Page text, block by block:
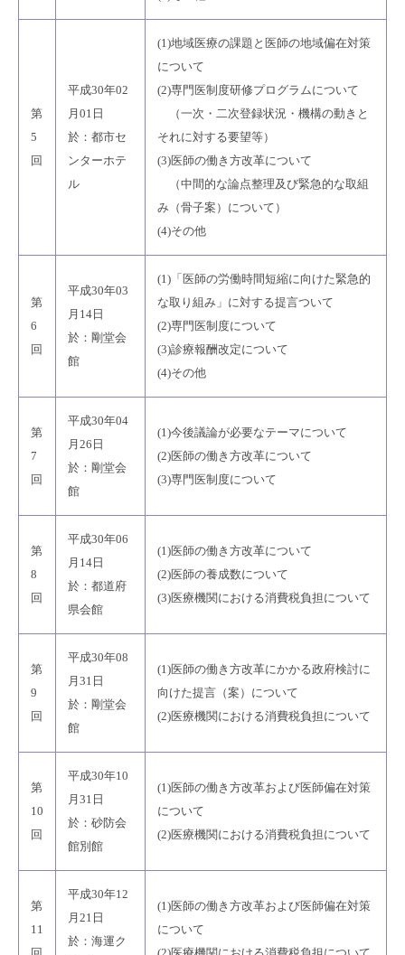
第
5
回
平成30年02
月01日
於：都市セ
ンターホテ
ル
(1)地域医療の課題と医師の地域偏在対策
について
(2)専門医制度研修プログラムについて
（一次・二次登録状況・機構の動きと
それに対する要望等）
(3)医師の働き方改革について
（中間的な論点整理及び緊急的な取組
み（骨子案）について）
(4)その他
第
6
回
平成30年03
月14日
於：剛堂会
館
(1)「医師の労働時間短縮に向けた緊急的
な取り組み」に対する提言ついて
(2)専門医制度について
(3)診療報酬改定について
(4)その他
第
7
回
平成30年04
月26日
於：剛堂会
館
(1)今後議論が必要なテーマについて
(2)医師の働き方改革について
(3)専門医制度について
第
8
回
平成30年06
月14日
於：都道府
県会館
(1)医師の働き方改革について
(2)医師の養成数について
(3)医療機関における消費税負担について
第
9
回
平成30年08
月31日
於：剛堂会
館
(1)医師の働き方改革にかかる政府検討に
向けた提言（案）について
(2)医療機関における消費税負担について
第
10
回
平成30年10
月31日
於：砂防会
館別館
(1)医師の働き方改革および医師偏在対策
について
(2)医療機関における消費税負担について
第
11
平成30年12
月21日
於：海運ク
(1)医師の働き方改革および医師偏在対策
について